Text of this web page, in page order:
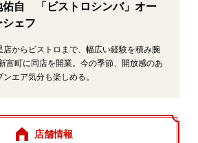
佑自 「ビストロシンバ」オー
シェフ
店からビストロまで、幅広い経験を積み腕
富町に同店を開業。今の季節、開放感のあ
エア気分も楽しめる。
店舗情報